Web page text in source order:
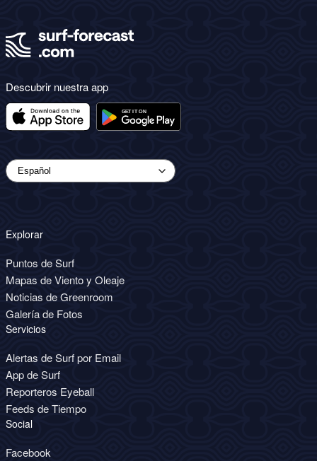
Descubrir nuestra app
Explorar
Puntos de Surf
Mapas de Viento y Oleaje
Noticias de Greenroom
Galería de Fotos
Servicios
Alertas de Surf por Email
App de Surf
Reporteros Eyeball
Feeds de Tiempo
Social
Facebook